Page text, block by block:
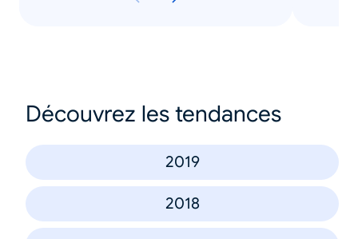
Découvrez les tendances
2019
2018